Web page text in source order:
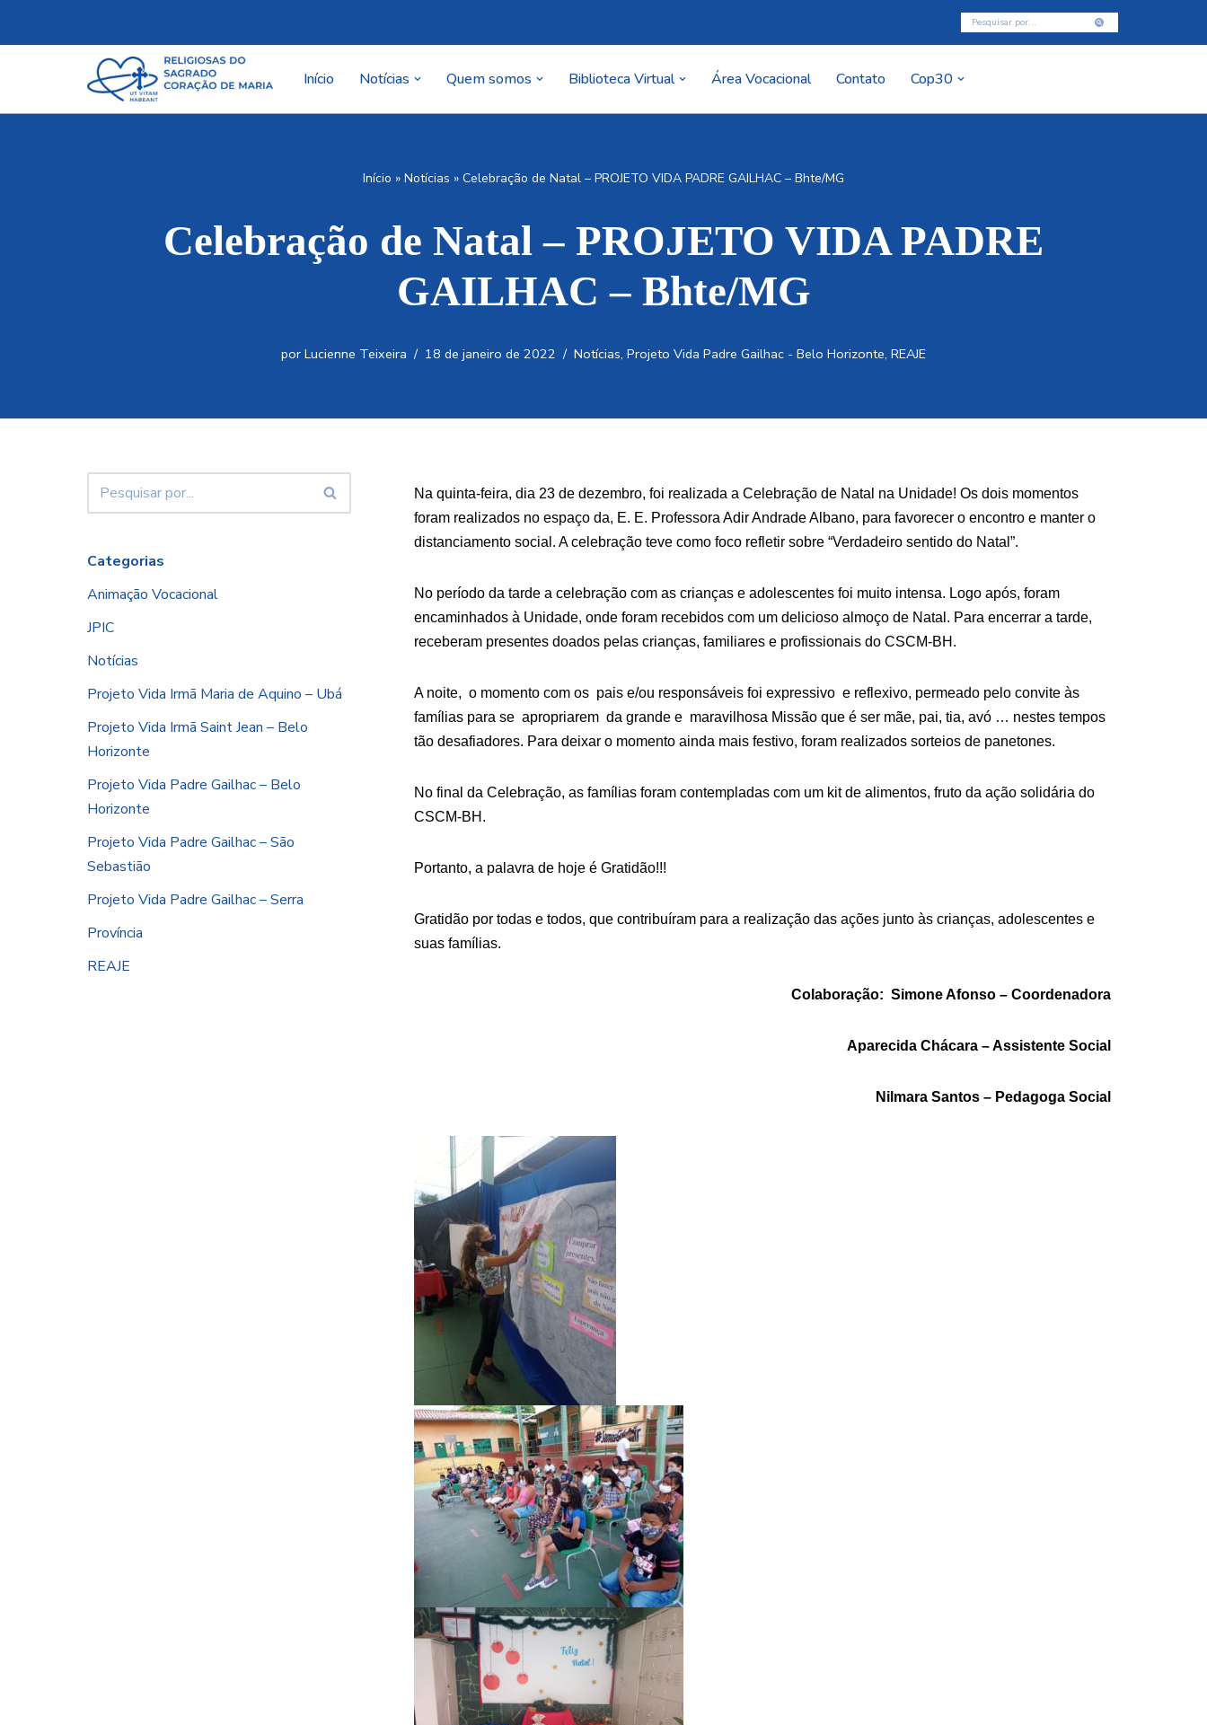
Pular
Início Notícias Quem somos Biblioteca Virtual Área Vocacional Contato Cop30
Início » Notícias » Celebração de Natal – PROJETO VIDA PADRE GAILHAC – Bhte/MG
Celebração de Natal – PROJETO VIDA PADRE
GAILHAC – Bhte/MG
por Lucienne Teixeira 18 de janeiro de 2022 Notícias, Projeto Vida Padre Gailhac - Belo Horizonte, REAJE
Categorias
Animação Vocacional
JPIC
Notícias
Projeto Vida Irmã Maria de Aquino – Ubá
Projeto Vida Irmã Saint Jean – Belo
Horizonte
Projeto Vida Padre Gailhac – Belo
Horizonte
Projeto Vida Padre Gailhac – São
Sebastião
Projeto Vida Padre Gailhac – Serra
Província
REAJE
Na quinta-feira, dia 23 de dezembro, foi realizada a Celebração de Natal na Unidade! Os dois momentos
foram realizados no espaço da, E. E. Professora Adir Andrade Albano, para favorecer o encontro e manter o
distanciamento social. A celebração teve como foco refletir sobre “Verdadeiro sentido do Natal”.
No período da tarde a celebração com as crianças e adolescentes foi muito intensa. Logo após, foram
encaminhados à Unidade, onde foram recebidos com um delicioso almoço de Natal. Para encerrar a tarde,
receberam presentes doados pelas crianças, familiares e profissionais do CSCM-BH.
A noite, o momento com os pais e/ou responsáveis foi expressivo e reflexivo, permeado pelo convite às
famílias para se apropriarem da grande e maravilhosa Missão que é ser mãe, pai, tia, avó … nestes tempos
tão desafiadores. Para deixar o momento ainda mais festivo, foram realizados sorteios de panetones.
No final da Celebração, as famílias foram contempladas com um kit de alimentos, fruto da ação solidária do
CSCM-BH.
Portanto, a palavra de hoje é Gratidão!!!
Gratidão por todas e todos, que contribuíram para a realização das ações junto às crianças, adolescentes e
suas famílias.
Colaboração: Simone Afonso – Coordenadora
Aparecida Chácara – Assistente Social
Nilmara Santos – Pedagoga Social